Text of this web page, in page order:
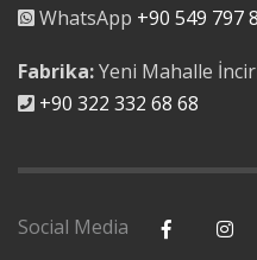
WhatsApp +90 549 797
Fabrika:Yeni Mahalle
+90 322 332 68 68
Social Media